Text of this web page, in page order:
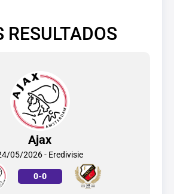
RESULTADOS
Ajax
05/2026 - Eredivisie
0-0